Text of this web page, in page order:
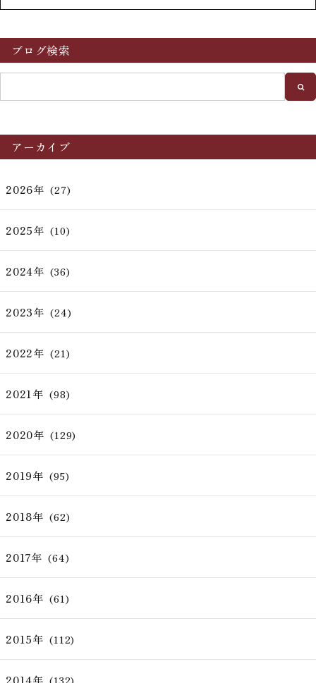
ブログ検索
アーカイブ
2026年 (27)
2025年 (10)
2024年 (36)
2023年 (24)
2022年 (21)
2021年 (98)
2020年 (129)
2019年 (95)
2018年 (62)
2017年 (64)
2016年 (61)
2015年 (112)
2014年 (132)